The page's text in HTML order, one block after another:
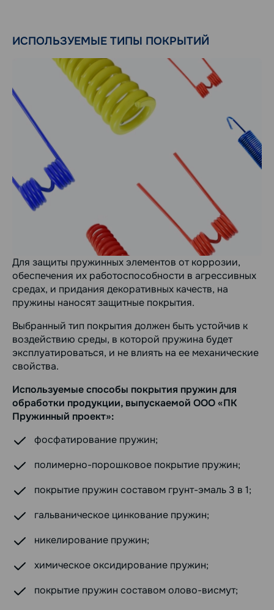
ИСПОЛЬЗУЕМЫЕ ТИПЫ ПОКРЫТИЙ
Для защиты пружинных элементов от коррозии,
обеспечения их работоспособности в агрессивных
средах, и придания декоративных качеств, на
пружины наносят защитные покрытия.
Выбранный тип покрытия должен быть устойчив к
воздействию среды, в которой пружина будет
эксплуатироваться, и не влиять на ее механические
свойства.
Используемые способы покрытия пружин для
обработки продукции, выпускаемой ООО «ПК
Пружинный проект»:
фосфатирование пружин;
полимерно-порошковое покрытие пружин;
покрытие пружин составом грунт-эмаль 3 в 1;
гальваническое цинкование пружин;
никелирование пружин;
химическое оксидирование пружин;
покрытие пружин составом олово-висмут;